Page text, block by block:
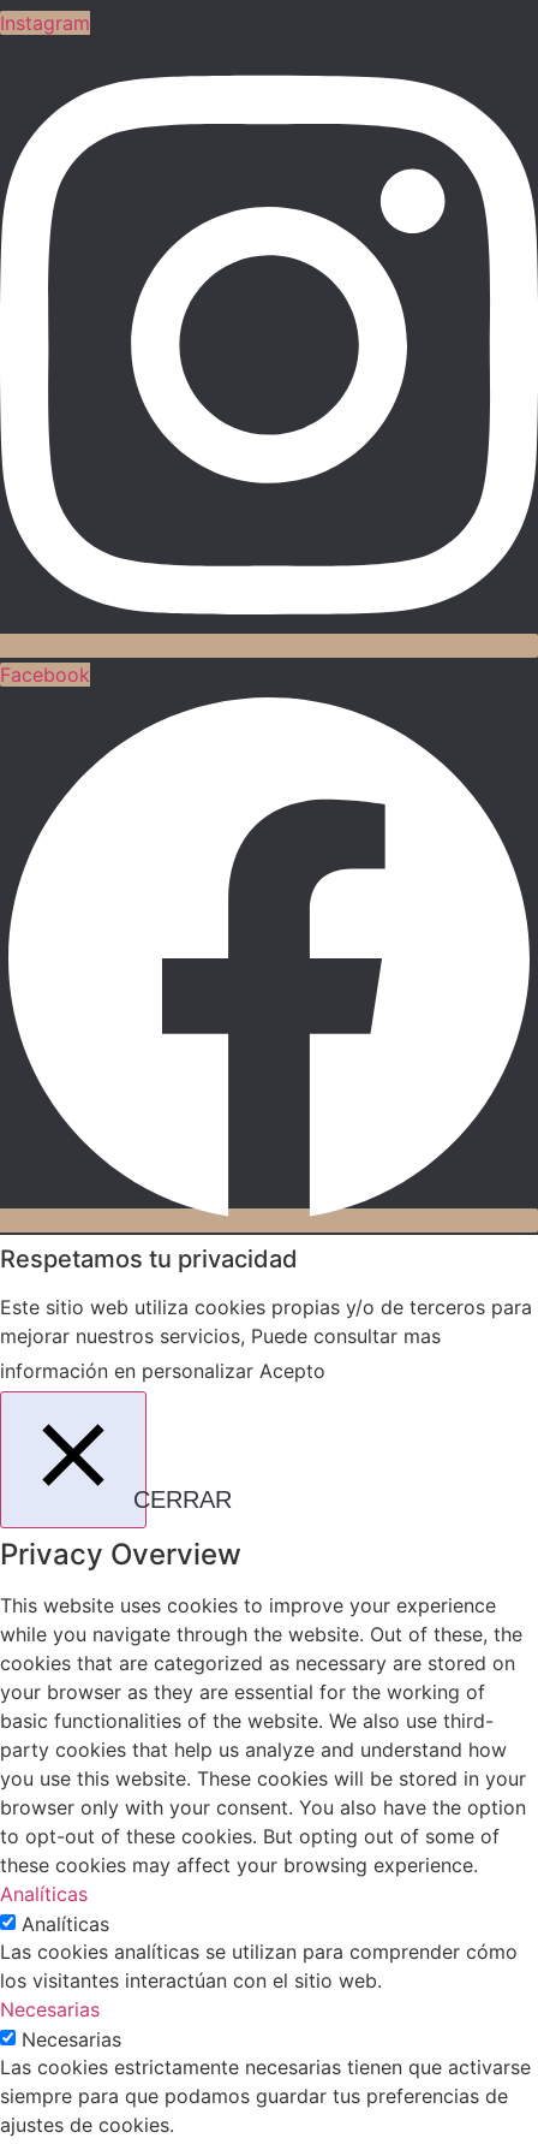
Instagram
Facebook
Respetamos tu privacidad
Este sitio web utiliza cookies propias y/o de terceros para
mejorar nuestros servicios, Puede consultar mas
información en personalizar Acepto
CERRAR
Privacy Overview
This website uses cookies to improve your experience
while you navigate through the website. Out of these, the
cookies that are categorized as necessary are stored on
your browser as they are essential for the working of
basic functionalities of the website. We also use third-
party cookies that help us analyze and understand how
you use this website. These cookies will be stored in your
browser only with your consent. You also have the option
to opt-out of these cookies. But opting out of some of
these cookies may affect your browsing experience.
Analíticas
Analíticas
Las cookies analíticas se utilizan para comprender cómo
los visitantes interactúan con el sitio web.
Necesarias
Necesarias
Las cookies estrictamente necesarias tienen que activarse
siempre para que podamos guardar tus preferencias de
ajustes de cookies.